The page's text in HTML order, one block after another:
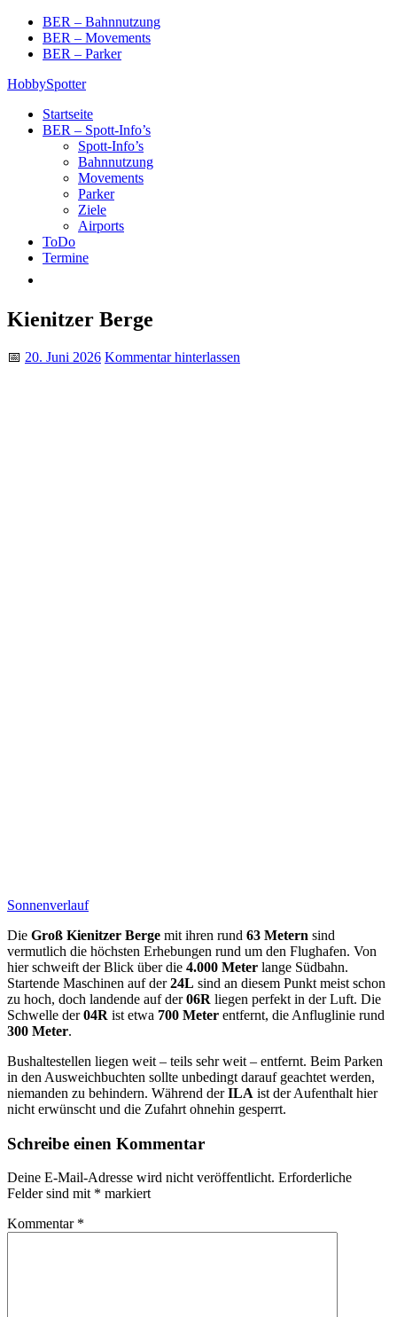
Skip
content
BER – Bahnnutzung
BER – Movements
BER – Parker
HobbySpotter
Startseite
BER – Spott-Info’s
Spott-Info’s
Bahnnutzung
Movements
Parker
Ziele
Airports
ToDo
Termine
Kienitzer Berge
📅 20. Juni 2026 Kommentar hinterlassen
Sonnenverlauf
Die Groß Kienitzer Berge mit ihren rund 63 Metern sind
vermutlich die höchsten Erhebungen rund um den Flughafen. Von
hier schweift der Blick über die 4.000 Meter lange Südbahn.
Startende Maschinen auf der24L sind an diesem Punkt meist schon
zu hoch, doch landende auf der06R liegen perfekt in der Luft. Die
Schwelle der04R ist etwa 700 Meter entfernt, die Anfluglinie rund
300 Meter.
Bushaltestellen liegen weit – teils sehr weit – entfernt. Beim Parken
in den Ausweichbuchten sollte unbedingt darauf geachtet werden,
niemanden zu behindern. Während derILA ist der Aufenthalt hier
nicht erwünscht und die Zufahrt ohnehin gesperrt.
Schreibe einen Kommentar
Deine E-Mail-Adresse wird nicht veröffentlicht. Erforderliche
Felder sind mit * markiert
Kommentar *